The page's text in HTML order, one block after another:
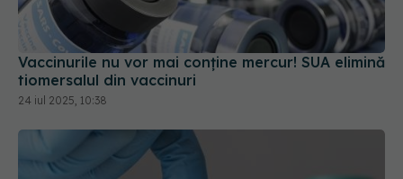
Vaccinurile nu vor mai conține mercur! SUA elimină
tiomersalul din vaccinuri
24 iul 2025, 10:38